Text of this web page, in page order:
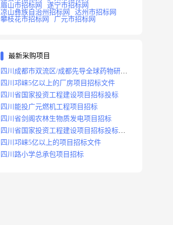
眉山市招标网
遂宁市招标网
凉山彝族自治州招标网
达州市招标网
攀枝花市招标网
广元市招标网
最新采购项目
四川成都市双流区/成都先导全球药物研发
生产基地(一期)(dj)项目招标标段
四川邛崃5亿以上的厂房项目招标文件
四川省国家投资工程建设项目招标投标
四川能投广元燃机工程项目招标
四川省剑阁农林生物质发电项目招标
四川省国家投资工程建设项目招标投标
2008年版
四川邛崃5亿以上的项目招标文件
四川路小学总承包项目招标